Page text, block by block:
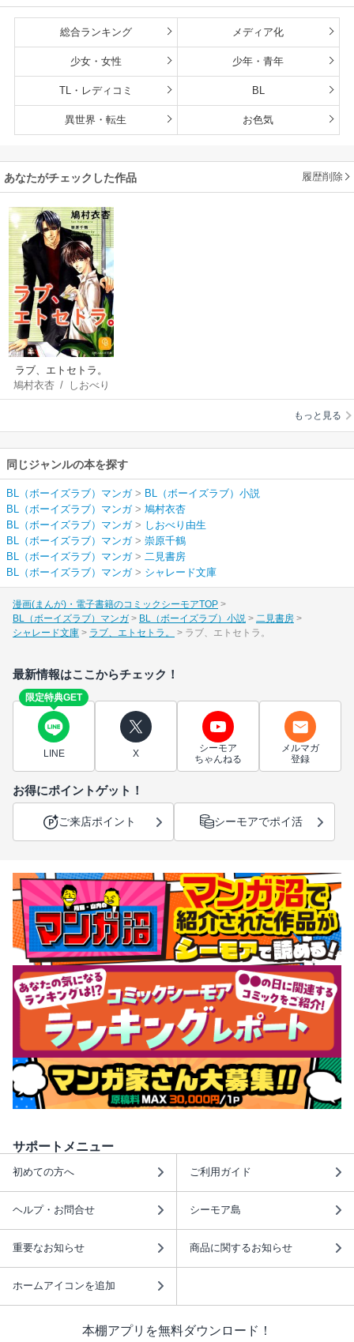
総合ランキング メディア化
少女・女性 少年・青年
TL・レディコミ BL
異世界・転生 お色気
あなたがチェックした作品 履歴削除
ラブ、エトセトラ。
鳩村衣杏/
しおべり
由生/崇原千鶴
もっと見る
同じジャンルの本を探す
BL（ボーイズラブ）マンガ> BL（ボーイズラブ）小説
BL（ボーイズラブ）マンガ> 鳩村衣杏
BL（ボーイズラブ）マンガ> しおべり由生
BL（ボーイズラブ）マンガ> 崇原千鶴
BL（ボーイズラブ）マンガ> 二見書房
BL（ボーイズラブ）マンガ> シャレード文庫
漫画(まんが)・電子書籍のコミックシーモアTOP
BL（ボーイズラブ）マンガ
BL（ボーイズラブ）小説
二見書房
シャレード文庫
ラブ、エトセトラ。 ラブ、エトセトラ。
最新情報はここからチェック！
限定特典GET
LINE X
シーモア
ちゃんねる
メルマガ
登録
お得にポイントゲット！
ご来店ポイント シーモアでポイ活
サポートメニュー
初めての方へ ご利用ガイド
ヘルプ・お問合せ シーモア島
重要なお知らせ 商品に関するお知らせ
ホームアイコンを追加
本棚アプリを無料ダウンロード！